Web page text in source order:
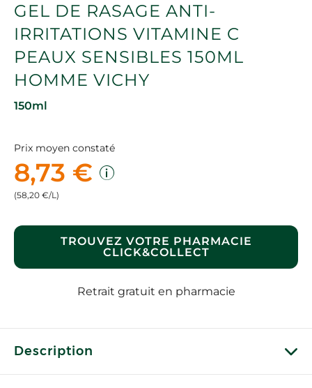
GEL DE RASAGE ANTI-
IRRITATIONS VITAMINE C
PEAUX SENSIBLES 150ML
HOMME VICHY
150ml
Prix moyen constaté
8,73 €
(58,20 €/L)
TROUVEZ VOTRE PHARMACIE
CLICK&COLLECT
Retrait gratuit en pharmacie
Description